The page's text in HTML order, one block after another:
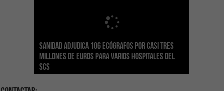
Sanidad adjudica 106 ecógrafos por casi tres
millones de euros para varios hospitales del
SCS
Gesplan logra la máxima puntuación en el
Índice de Transparencia de Canarias por cuarto
año consecutivo
El Gobierno canario concede ayudas del
POSEICAN-Pesca al sector por valor de 7,09 M€
tras aumentar las cuantías
Transición Ecológica coordina con Ashotel su
adhesión a la Red de Refugios Climáticos de
Canarias
Visocan incorpora 170 pisos a su parque de
vivienda protegida en régimen de alquiler
asequible de Tenerife
Sanidad refuerza la capacidad diagnóstica de
los centros de salud con el impulso de la
ecografía clínica